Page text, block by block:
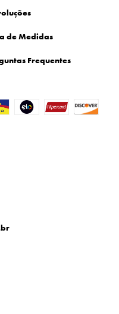
de Medidas
Frequentes